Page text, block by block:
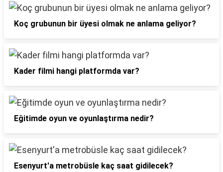
Koç grubunun bir üyesi olmak ne anlama geliyor?
Kader filmi hangi platformda var?
Eğitimde oyun ve oyunlaştırma nedir?
Esenyurt'a metrobüsle kaç saat gidilecek?